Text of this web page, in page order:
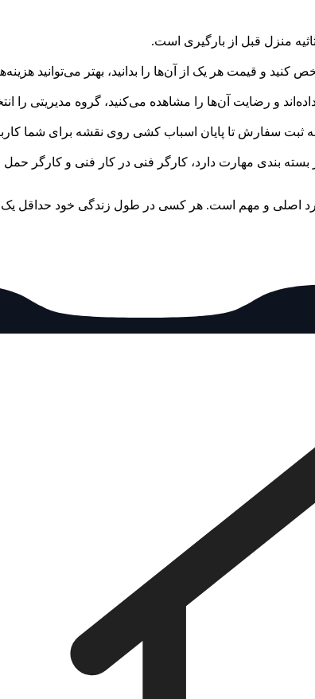
منزل قبل از بارگیری است.
و قیمت هر یک از آن‌ها را بدانید، بهتر می‌توانید
و رضایت آن‌ها را مشاهده می‌کنید، گروه مدیریتی را
بسته بندی مهارت دارد، کارگر فنی در کار فنی و کارگر
اصلی و مهم است. هر کسی در طول زندگی خود حداقل